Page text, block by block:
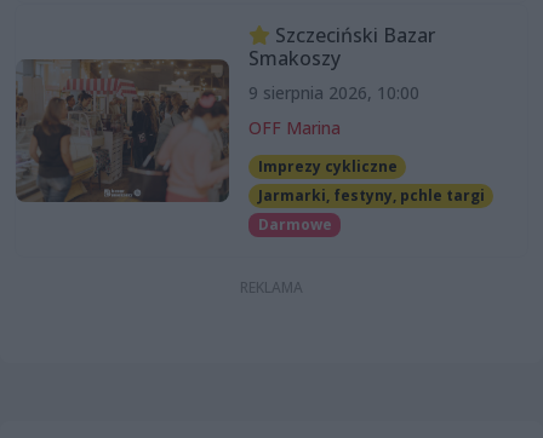
Szczeciński Bazar
Smakoszy
9 sierpnia 2026, 10:00
OFF Marina
Imprezy cykliczne
Jarmarki, festyny, pchle targi
Darmowe